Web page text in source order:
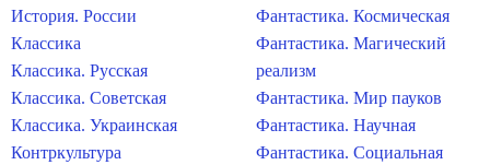
История. России
Классика
Классика. Русская
Классика. Советская
Классика. Украинская
Контркультура
Фантастика. Космическая
Фантастика. Магический
реализм
Фантастика. Мир пауков
Фантастика. Научная
Фантастика. Социальная